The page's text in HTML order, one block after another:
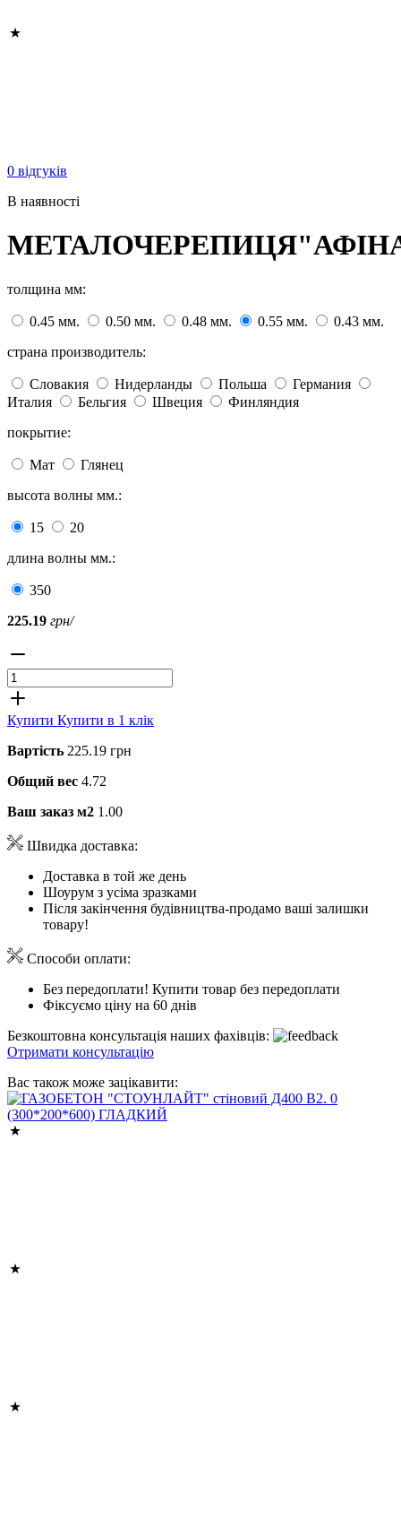
0 відгуків
В наявності
толщина мм:
0.45 мм. 0.50 мм. 0.48 мм. 0.55 мм.
0.43 мм.
страна производитель:
Словакия Нидерланды Польша
Германия
Италия
Бельгия Швеция
Финляндия
покрытие:
Мат
Глянец
высота волны мм.:
15
20
длина волны мм.:
350
225.19 грн/
Купити Купити в 1 клік
Вартість 225.19 грн
Общий вес 4.72
Ваш заказ м2 1.00
Швидка доставка:
Доставка в той же день
Шоурум з усіма зразками
Після закінчення будівництва-продамо ваші залишки
товару!
Способи оплати:
Без передоплати! Купити товар без передоплати
Фіксуємо ціну на 60 днів
Безкоштовна консультація наших фахівців:
Отримати консультацію
Вас також може зацікавити: